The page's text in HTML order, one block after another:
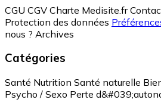
CGU CGV Charte Medisite.fr
Protection des données
nous ? Archives
Catégories
Santé Nutrition Santé naturelle
Psycho / Sexo Perte